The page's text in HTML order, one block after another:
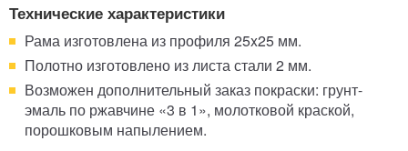
Технические характеристики
Рама изготовлена из профиля 25x25 мм.
Полотно изготовлено из листа стали 2 мм.
Возможен дополнительный заказ покраски: грунт-
эмаль по ржавчине «3 в 1», молотковой краской,
порошковым напылением.